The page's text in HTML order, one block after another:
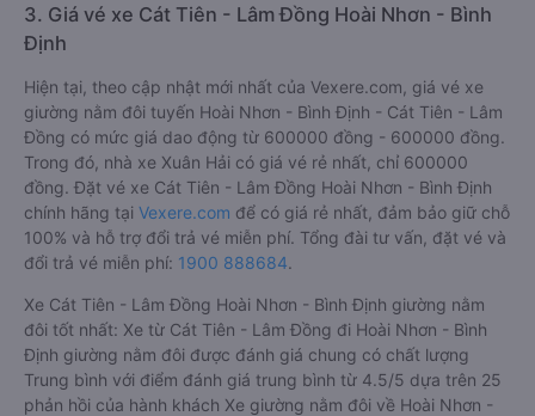
3. Giá vé xe Cát Tiên - Lâm Đồng Hoài Nhơn - Bình
Định
Hiện tại, theo cập nhật mới nhất của Vexere.com, giá vé xe
giường nằm đôi tuyến Hoài Nhơn - Bình Định - Cát Tiên - Lâm
Đồng có mức giá dao động từ 600000 đồng - 600000 đồng.
Trong đó, nhà xe Xuân Hải có giá vé rẻ nhất, chỉ 600000
đồng. Đặt vé xe Cát Tiên - Lâm Đồng Hoài Nhơn - Bình Định
chính hãng tại Vexere.com để có giá rẻ nhất, đảm bảo giữ chỗ
100% và hỗ trợ đổi trả vé miễn phí. Tổng đài tư vấn, đặt vé và
đổi trả vé miễn phí: 1900 888684.
Xe Cát Tiên - Lâm Đồng Hoài Nhơn - Bình Định giường nằm
đôi tốt nhất: Xe từ Cát Tiên - Lâm Đồng đi Hoài Nhơn - Bình
Định giường nằm đôi được đánh giá chung có chất lượng
Trung bình với điểm đánh giá trung bình từ 4.5/5 dựa trên 25
phản hồi của hành khách Xe giường nằm đôi về Hoài Nhơn -